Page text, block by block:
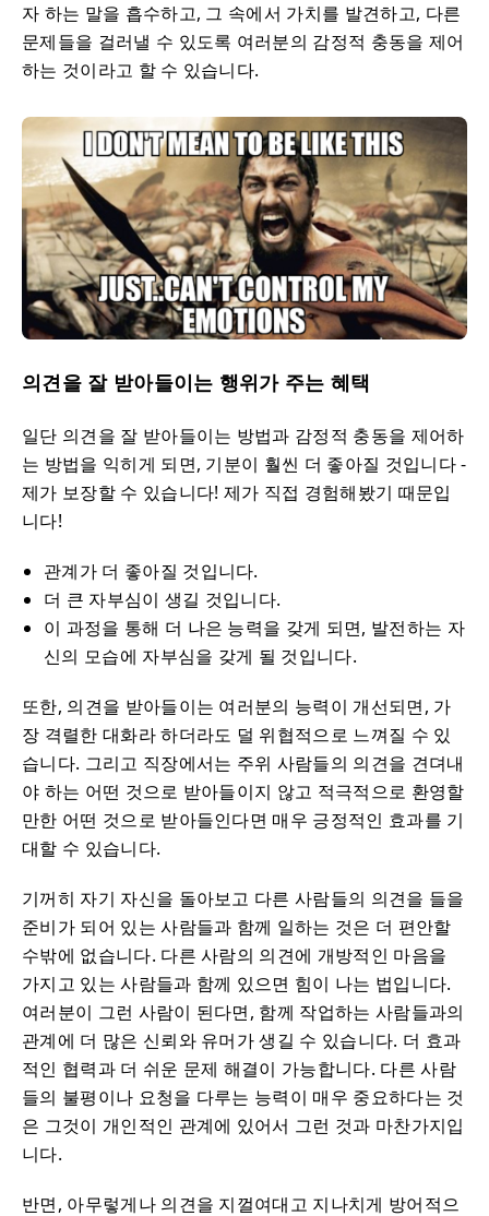
자 하는 말을 흡수하고, 그 속에서 가치를 발견하고, 다른
문제들을 걸러낼 수 있도록 여러분의 감정적 충동을 제어
하는 것이라고 할 수 있습니다.
의견을 잘 받아들이는 행위가 주는 혜택
일단 의견을 잘 받아들이는 방법과 감정적 충동을 제어하
는 방법을 익히게 되면, 기분이 훨씬 더 좋아질 것입니다 -
제가 보장할 수 있습니다! 제가 직접 경험해봤기 때문입
니다!
관계가 더 좋아질 것입니다.
더 큰 자부심이 생길 것입니다.
이 과정을 통해 더 나은 능력을 갖게 되면, 발전하는 자
신의 모습에 자부심을 갖게 될 것입니다.
또한, 의견을 받아들이는 여러분의 능력이 개선되면, 가
장 격렬한 대화라 하더라도 덜 위협적으로 느껴질 수 있
습니다. 그리고 직장에서는 주위 사람들의 의견을 견뎌내
야 하는 어떤 것으로 받아들이지 않고 적극적으로 환영할
만한 어떤 것으로 받아들인다면 매우 긍정적인 효과를 기
대할 수 있습니다.
기꺼히 자기 자신을 돌아보고 다른 사람들의 의견을 들을
준비가 되어 있는 사람들과 함께 일하는 것은 더 편안할
수밖에 없습니다. 다른 사람의 의견에 개방적인 마음을
가지고 있는 사람들과 함께 있으면 힘이 나는 법입니다.
여러분이 그런 사람이 된다면, 함께 작업하는 사람들과의
관계에 더 많은 신뢰와 유머가 생길 수 있습니다. 더 효과
적인 협력과 더 쉬운 문제 해결이 가능합니다. 다른 사람
들의 불평이나 요청을 다루는 능력이 매우 중요하다는 것
은 그것이 개인적인 관계에 있어서 그런 것과 마찬가지입
니다.
반면, 아무렇게나 의견을 지껄여대고 지나치게 방어적으